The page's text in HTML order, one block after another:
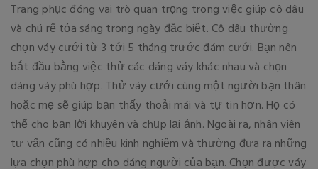
Trang phục đóng vai trò quan trọng trong việc giúp cô dâu
và chú rể tỏa sáng trong ngày đặc biệt. Cô dâu thường
chọn váy cưới từ 3 tới 5 tháng trước đám cưới. Bạn nên
bắt đầu bằng việc thử các dáng váy khác nhau và chọn
dáng váy phù hợp. Thử váy cưới cùng một người bạn thân
hoặc mẹ sẽ giúp bạn thấy thoải mái và tự tin hơn. Họ có
thể cho bạn lời khuyên và chụp lại ảnh. Ngoài ra, nhân viên
tư vấn cũng có nhiều kinh nghiệm và thường đưa ra những
lựa chọn phù hợp cho dáng người của bạn. Chọn được váy